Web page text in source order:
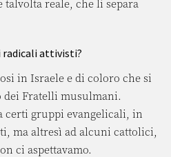
reale, che li separa
radicali attivisti?
in Israele e di coloro che si
Fratelli musulmani.
certi gruppi evangelicali, in
ma altresì ad alcuni cattolici,
ci aspettavamo.